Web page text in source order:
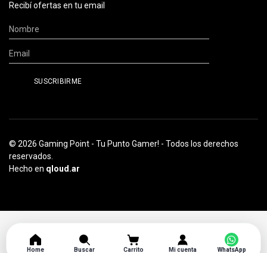
Recibí ofertas en tu email
© 2026 Gaming Point - Tu Punto Gamer! - Todos los derechos
reservados.
Hecho en qloud.ar
Home Buscar Carrito Mi cuenta